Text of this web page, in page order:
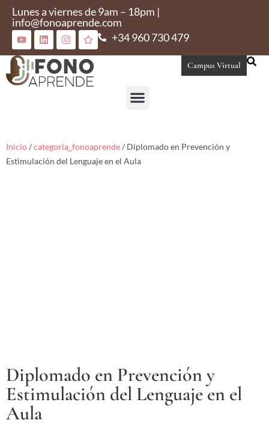
Lunes a viernes de 9am – 18pm |
info@fonoaprende.com
+34 960 730 479
Campus Virtual
Inicio/categoria_fonoaprende/ Diplomado en Prevención y
Estimulación del Lenguaje en el Aula
Diplomado en Prevención y
Estimulación del Lenguaje en el
Aula